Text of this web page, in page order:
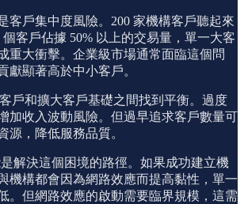
客戶集中度風險。200 家機構客戶聽起來
客戶佔據 50% 以上的交易量，單一大客
重大衝擊。企業級市場通常面臨這個問
獻顯著高於中小客戶。
戶和擴大客戶基礎之間找到平衡。過度
加收入波動風險。但過早追求客戶數量可
源，降低服務品質。
解決這個困境的路徑。如果成功建立機
機構都會因為網路效應而提高黏性，單一
。但網路效應的啟動需要臨界規模，這需